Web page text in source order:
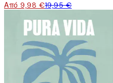
Από 9,98 €19,95 €